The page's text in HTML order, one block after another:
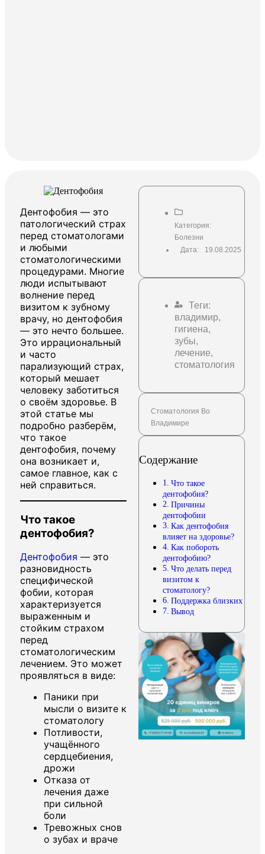
Дентофобия — это
патологический страх
перед стоматологами
и любыми
стоматологическими
процедурами. Многие
люди испытывают
волнение перед
визитом к зубному
врачу, но дентофобия
— это нечто большее.
Это иррациональный
и часто
парализующий страх,
который мешает
человеку заботиться
о своём здоровье. В
этой статье мы
подробно разберём,
что такое
дентофобия, почему
она возникает и,
самое главное, как с
ней справиться.
Что такое
дентофобия?
Дентофобия — это
разновидность
специфической
фобии, которая
характеризуется
выраженным и
стойким страхом
перед
стоматологическим
лечением. Это может
проявляться в виде:
Паники при
мысли о визите к
стоматологу
Потливости,
учащённого
сердцебиения,
дрожи
Отказа от
лечения даже
при сильной
боли
Тревожных снов
о зубах и враче
Категория:
Болезни
Дата:
19.08.2025
Теги:
владимир,
гигиена,
зубы,
лечение,
стоматология
Стоматология Во
Владимире
Содержание
Что такое
дентофобия?
Причины
дентофобии
Как дентофобия
влияет на здоровье?
Как побороть
дентофобию?
Что делать перед
визитом к
стоматологу?
Поддержка близких
Вывод